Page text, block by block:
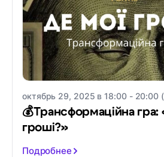
октябрь 29, 2025 в 18:00 - 20:00
💰Трансформаційна гра:
гроші?»
Подробнее